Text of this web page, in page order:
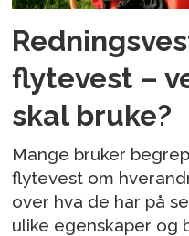
flytevest –
skal bruke?
Mange bruker
flytevest om
over hva de har på
ulike egenskaper og